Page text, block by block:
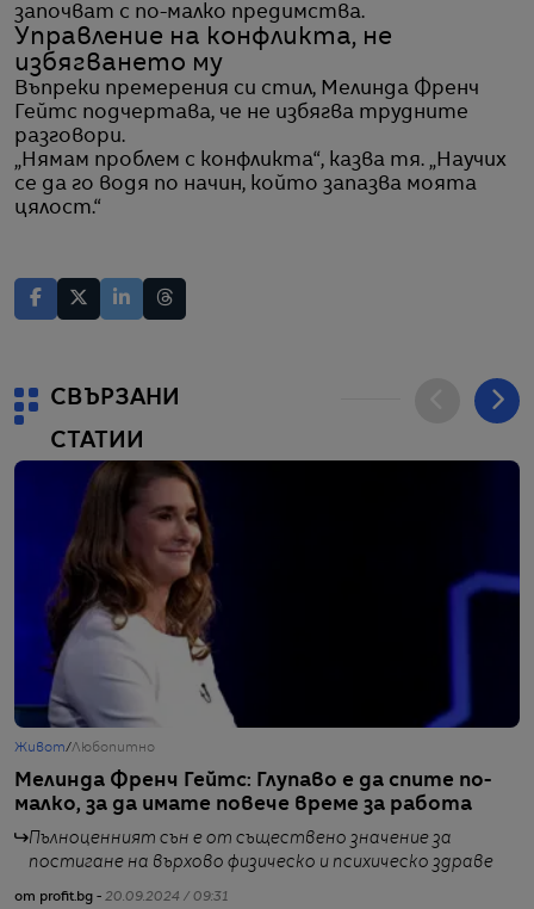
започват с по-малко предимства.
Управление на конфликта, не
избягването му
Въпреки премерения си стил, Мелинда Френч
Гейтс подчертава, че не избягва трудните
разговори.
„Нямам проблем с конфликта“, казва тя. „Научих
се да го водя по начин, който запазва моята
цялост.“
СВЪРЗАНИ
СТАТИИ
Живот/Любопитно
Мелинда Френч Гейтс: Глупаво е да спите по-
малко, за да имате повече време за работа
Пълноценният сън е от съществено значение за
постигане на върхово физическо и психическо здраве
от profit.bg - 20.09.2024 / 09:31